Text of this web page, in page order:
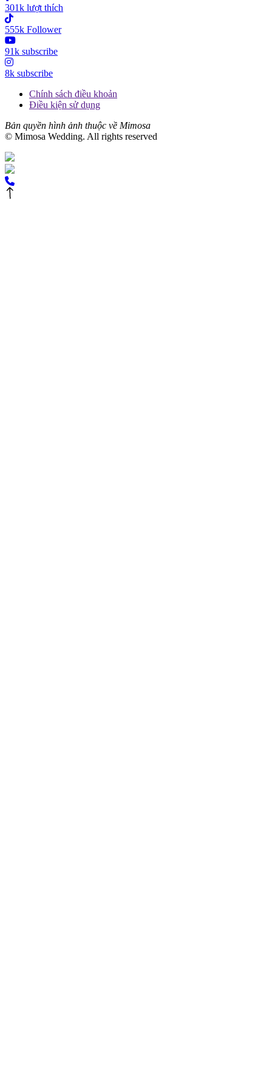
301k lượt thích
555k Follower
91k subscribe
8k subscribe
Chính sách điều khoản
Điều kiện sử dụng
Bản quyền hình ảnh thuộc về Mimosa
© Mimosa Wedding. All rights reserved